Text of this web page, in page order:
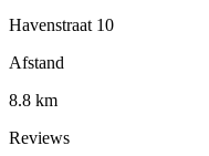
Havenstraat 10
Afstand
8.8 km
Reviews